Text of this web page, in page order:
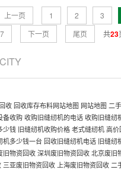
上一页 1 2 3
7
下一页 尾页 共23
收 回收库存布料网站地图 网站地图 二
备收购 收购旧缝纫机的电话 收购旧缝纫
少钱 旧缝纫机收购价格 老式缝纫机 高价
机多少钱一台 回收旧缝纫机电话 旧缝纫
旧物资回收 深圳废旧物资回收 北京废旧
三亚废旧物资回收 上海废旧物资回收 二